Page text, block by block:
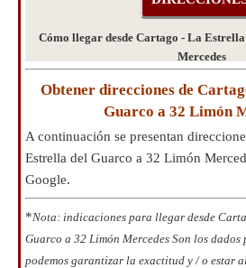
Cómo llegar desde Cartago - La
Mercedes
Obtener direcciones de
Guarco a 32 Limón
A continuación se presentan
Estrella del Guarco a 32 Limón
Google.
*Nota: indicaciones para llegar desde
Guarco a 32 Limón Mercedes Son los dados
podemos garantizar la exactitud y / o estar